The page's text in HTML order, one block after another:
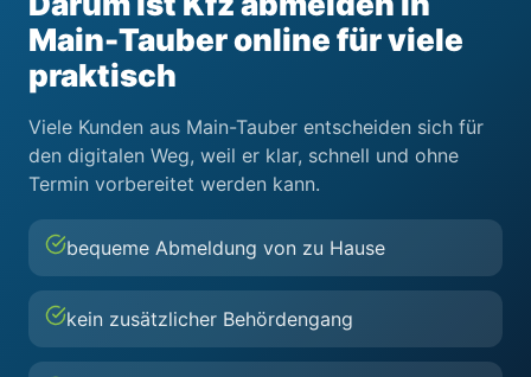
Main-Tauber online für viele
praktisch
Viele Kunden aus Main-Tauber entscheiden sich für
den digitalen Weg, weil er klar, schnell und ohne
Termin vorbereitet werden kann.
bequeme Abmeldung von zu Hause
kein zusätzlicher Behördengang